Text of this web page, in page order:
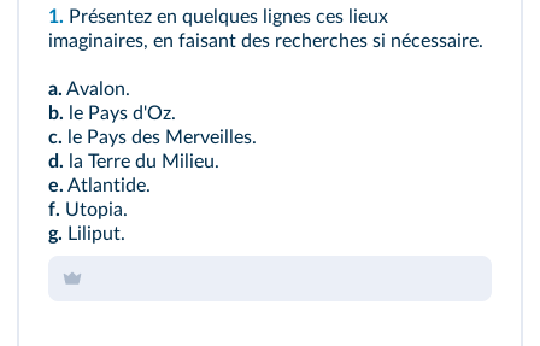
1. Présentez en quelques lignes ces lieux
imaginaires, en faisant des recherches si nécessaire.
a. Avalon.
b. le Pays d'Oz.
c. le Pays des Merveilles.
d. la Terre du Milieu.
e. Atlantide.
f. Utopia.
g. Liliput.